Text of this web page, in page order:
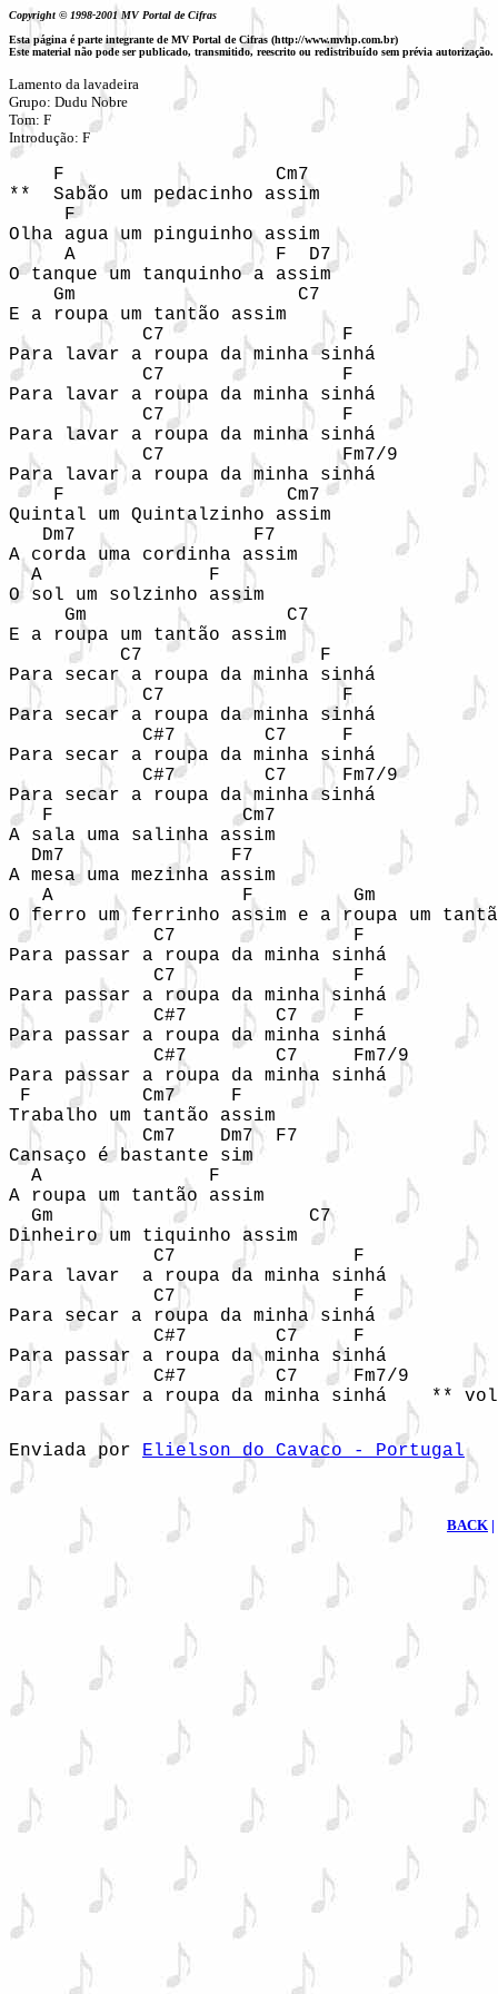
Copyright © 1998-2001 MV Portal de Cifras
Esta página é parte integrante de MV Portal de Cifras (http://www.mvhp.com.br)
Este material não pode ser publicado, transmitido, reescrito ou redistribuído sem prévia autorização.
Lamento da lavadeira
Grupo: Dudu Nobre
Tom: F
Introdução: F
    F                   Cm7
**  Sabão um pedacinho assim
     F
Olha agua um pinguinho assim
     A                  F  D7
O tanque um tanquinho a assim
    Gm                    C7
E a roupa um tantão assim
            C7                F
Para lavar a roupa da minha sinhá
            C7                F
Para lavar a roupa da minha sinhá
            C7                F
Para lavar a roupa da minha sinhá
            C7                Fm7/9
Para lavar a roupa da minha sinhá
    F                    Cm7
Quintal um Quintalzinho assim
   Dm7                F7
A corda uma cordinha assim
  A               F
O sol um solzinho assim
     Gm                  C7
E a roupa um tantão assim
          C7                F
Para secar a roupa da minha sinhá
            C7                F
Para secar a roupa da minha sinhá
            C#7        C7     F
Para secar a roupa da minha sinhá
            C#7        C7     Fm7/9
Para secar a roupa da minha sinhá
   F                 Cm7
A sala uma salinha assim
  Dm7               F7
A mesa uma mezinha assim
A                 F         Gm
O ferro um ferrinho assim e a roupa um
             C7                F
Para passar a roupa da minha sinhá
             C7                F
Para passar a roupa da minha sinhá
             C#7        C7     F
Para passar a roupa da minha sinhá
             C#7        C7     Fm7/9
Para passar a roupa da minha sinhá
F          Cm7     F
Trabalho um tantão assim
            Cm7    Dm7  F7
Cansaço é bastante sim
  A               F
A roupa um tantão assim
  Gm                       C7
Dinheiro um tiquinho assim
             C7                F
Para lavar  a roupa da minha sinhá
             C7                F
Para secar a roupa da minha sinhá
             C#7        C7     F
Para passar a roupa da minha sinhá
             C#7        C7     Fm7/9
Para passar a roupa da minha sinhá    **
Enviada por Elielson do Cavaco - Portugal
BACK |